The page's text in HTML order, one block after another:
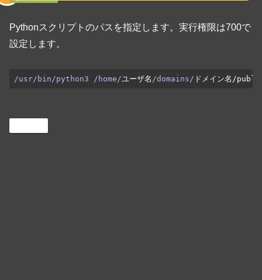
Pythonスクリプトのパスを指定します。実行権限は700で
設定します。
/usr/bin/python3 /home/ユーザ名 /domains/ ドメイン名/